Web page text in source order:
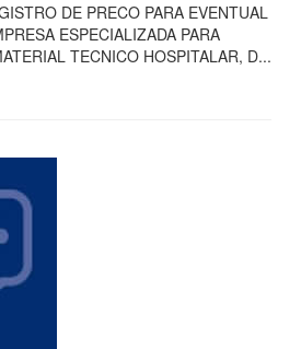
DE PRECO PARA EVENTUAL
ESPECIALIZADA PARA
TECNICO HOSPITALAR, D...